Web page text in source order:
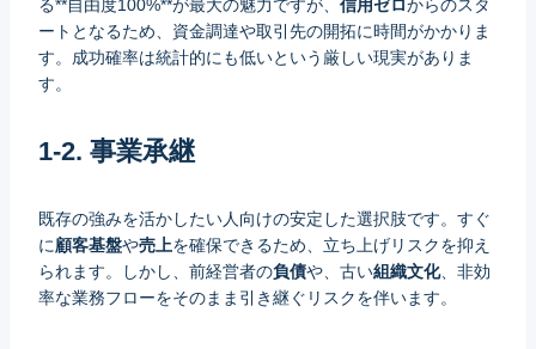
る**自由度100%**が最大の魅力ですが、 信用ゼロからのスタ
ートとなるため、資金調達や取引先の開拓に時間がかかりま
す。成功確率は統計的にも低いという厳しい現実がありま
す。
1-2. 事業承継
既存の強みを活かしたい人向けの安定した選択肢です。すぐ
に顧客基盤や売上を確保できるため、立ち上げリスクを抑え
られます。しかし、前経営者の負債や、古い組織文化、非効
率な業務フローをそのまま引き継ぐリスクを伴います。